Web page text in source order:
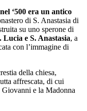
‘500 era un antico
di S. Anastasia di
su uno sperone di
Lucia e S. Anastasia, a
con l’immagine di
della chiesa,
affrescata, di cui
e la Madonna